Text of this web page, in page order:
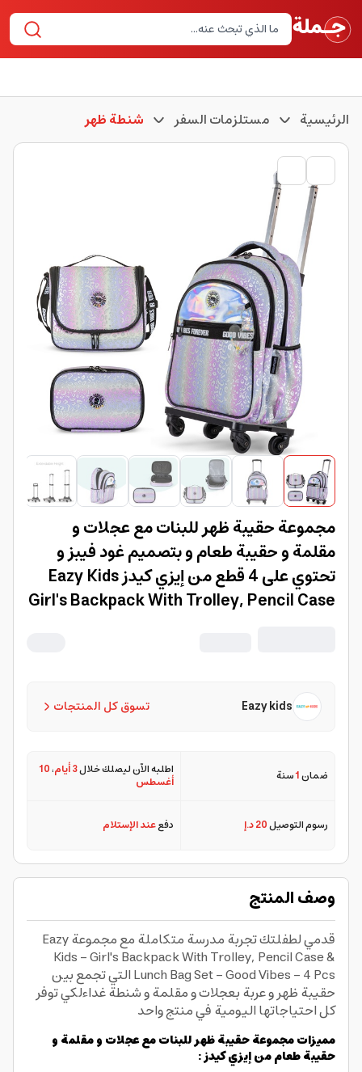
الرئيسية مستلزمات السفر شنطة ظهر
مجموعة حقيبة ظهر للبنات مع عجلات و
مقلمة و حقيبة طعام و بتصميم غود فيبز و
تحتوي على 4 قطع من إيزي كيدز Eazy Kids
Girl's Backpack With Trolley, Pencil Case
تسوق كل المنتجات Eazy kids
ضمان1سنة اطلبه الآن ليصلك خلال3 أيام ،10
أغسطس
رسوم التوصيل20 د.إ دفععند الإستلام
وصف المنتج
قدمي لطفلتك تجربة مدرسة متكاملة مع مجموعة Eazy
Kids - Girl's Backpack With Trolley, Pencil Case &
Lunch Bag Set - Good Vibes - 4 Pcs التي تجمع بين
حقيبة ظهر و عربة بعجلات و مقلمة و شنطة غداءلكي توفر
كل احتياجاتها اليومية في منتج واحد
مميزات مجموعة حقيبة ظهر للبنات مع عجلات و مقلمة و
حقيبة طعام من إيزي كيدز :